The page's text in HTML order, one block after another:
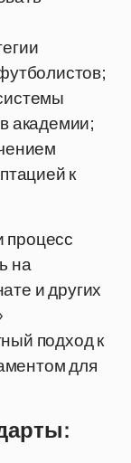
академии;
к
процесс
на
и других
подход к
для